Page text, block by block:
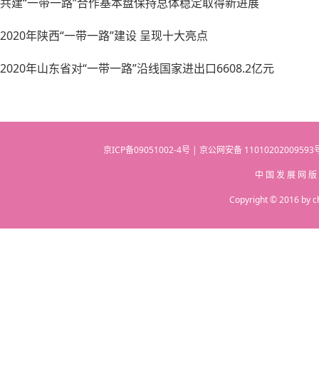
2020年陕西“一带一路”建设 呈现十大亮点
2020年山东省对“一带一路”沿线国家进出口6608.2亿元
京ICP备09051002-4号 | 京公网安备
中 国 发 展 网
Copyright © 2016 by